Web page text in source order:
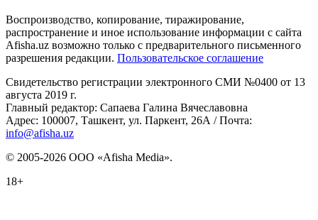
Воспроизводство, копирование, тиражирование,
распространение и иное использование информации с сайта
Afisha.uz возможно только с предварительного письменного
разрешения редакции. Пользовательское соглашение
Свидетельство регистрации электронного СМИ №0400 от 13
августа 2019 г.
Главный редактор: Сапаева Галина Вячеславовна
Адрес: 100007, Ташкент, ул. Паркент, 26А / Почта:
info@afisha.uz
© 2005-2026 ООО «Afisha Media».
18+